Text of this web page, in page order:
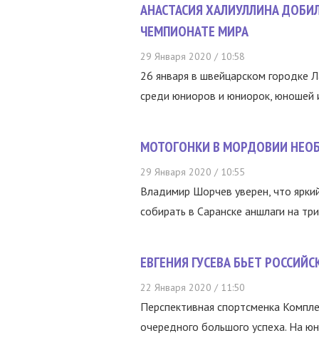
АНАСТАСИЯ ХАЛИУЛЛИНА
ЧЕМПИОНАТЕ МИРА
29 Января 2020 / 10:58
26 января в швейцарском городке
среди юниоров и юниорок, юношей
МОТОГОНКИ В МОРДОВИИ
29 Января 2020 / 10:55
Владимир Шорчев уверен, что
собирать в Саранске аншлаги на
ЕВГЕНИЯ ГУСЕВА БЬЕТ
22 Января 2020 / 11:50
Перспективная спортсменка
очередного большого успеха. На